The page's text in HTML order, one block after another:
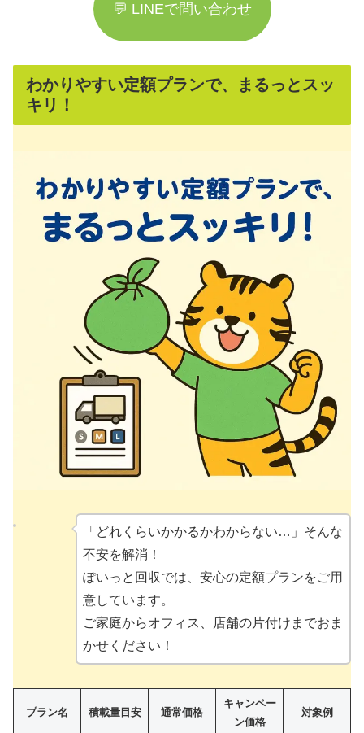
💬 LINEで問い合わせ
わかりやすい定額プランで、まるっとスッ
キリ！
「どれくらいかかるかわからない…」そんな
不安を解消！
ぽいっと回収では、安心の定額プランをご用
意しています。
ご家庭からオフィス、店舗の片付けまでおま
かせください！
プラン名 積載量目安 通常価格
キャンペー
ン価格
対象例